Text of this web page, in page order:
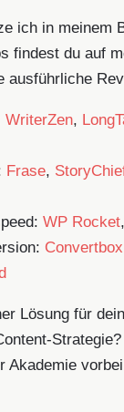
ich in meinem
findest du auf
ausführliche
WriterZen,
Frase,
WP Rocket,
Convertbox
Lösung für
Akademie